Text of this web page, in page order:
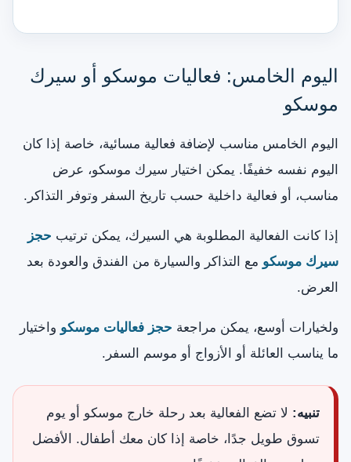
اليوم الخامس: فعاليات موسكو أو سيرك
موسكو
اليوم الخامس مناسب لإضافة فعالية مسائية، خاصة إذا كان
اليوم نفسه خفيفًا. يمكن اختيار سيرك موسكو، عرض
مناسب، أو فعالية داخلية حسب تاريخ السفر وتوفر التذاكر.
إذا كانت الفعالية المطلوبة هي السيرك، يمكن ترتيب حجز
سيرك موسكو مع التذاكر والسيارة من الفندق والعودة بعد
العرض.
ولخيارات أوسع، يمكن مراجعة حجز فعاليات موسكو واختيار
ما يناسب العائلة أو الأزواج أو موسم السفر.
تنبيه: لا تضع الفعالية بعد رحلة خارج موسكو أو يوم
تسوق طويل جدًا، خاصة إذا كان معك أطفال. الأفضل